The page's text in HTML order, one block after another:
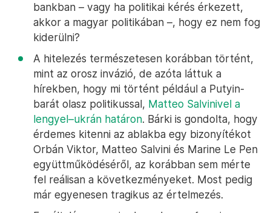
bankban – vagy ha politikai kérés érkezett,
akkor a magyar politikában –, hogy ez nem fog
kiderülni?
A hitelezés természetesen korábban történt,
mint az orosz invázió, de azóta láttuk a
hírekben, hogy mi történt például a Putyin-
barát olasz politikussal, Matteo Salvinivel a
lengyel–ukrán határon. Bárki is gondolta, hogy
érdemes kitenni az ablakba egy bizonyítékot
Orbán Viktor, Matteo Salvini és Marine Le Pen
együttműködéséről, az korábban sem mérte
fel reálisan a következményeket. Most pedig
már egyenesen tragikus az értelmezés.